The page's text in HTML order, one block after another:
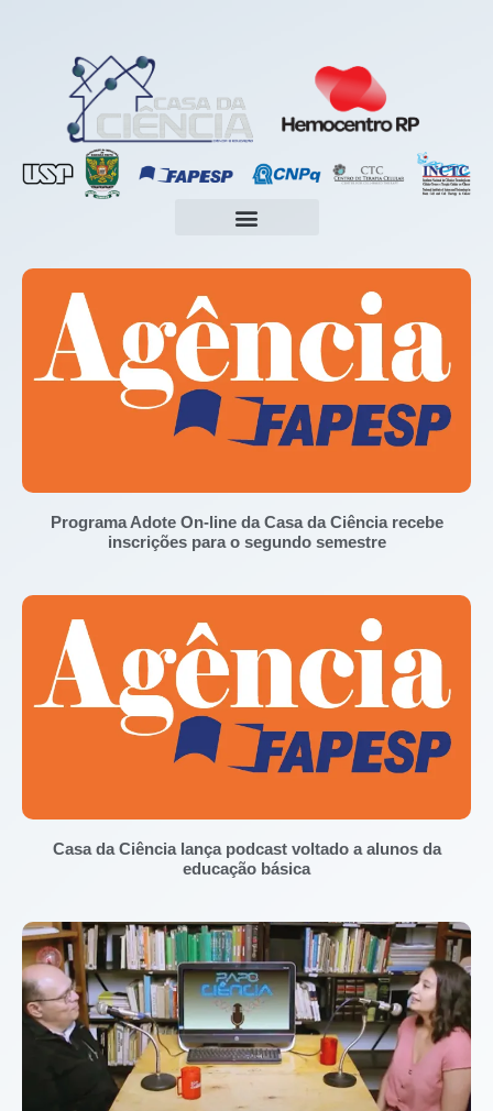
Programa Adote On-line da Casa da Ciência recebe
inscrições para o segundo semestre
Casa da Ciência lança podcast voltado a alunos da
educação básica